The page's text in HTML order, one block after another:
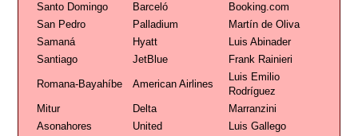
Santo Domingo
Barceló
Booking.com
San Pedro
Palladium
Martín de Oliva
Samaná
Hyatt
Luis Abinader
Santiago
JetBlue Frank Rainieri
Romana-Bayahíbe American Airlines
Luis Emilio
Rodríguez
Mitur
Delta
Marranzini
Asonahores
United
Luis Gallego